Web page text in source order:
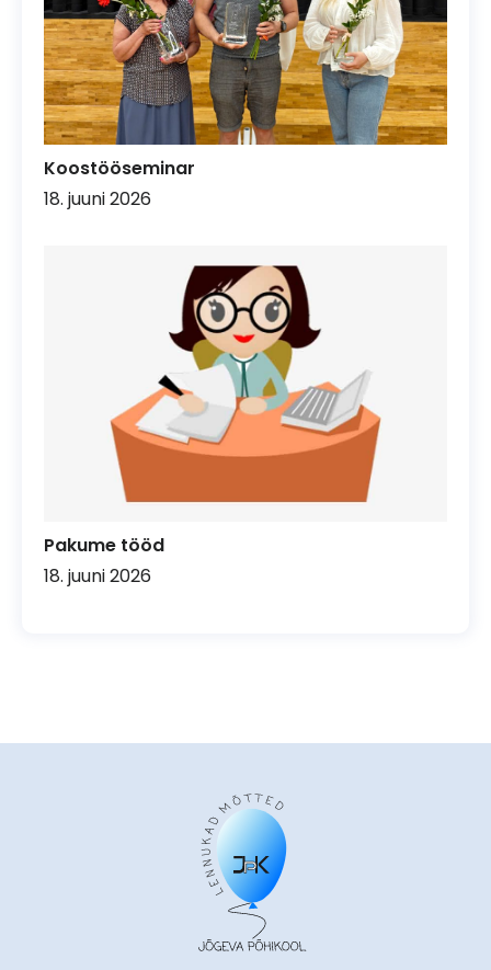
Koostööseminar
18. juuni 2026
Pakume tööd
18. juuni 2026